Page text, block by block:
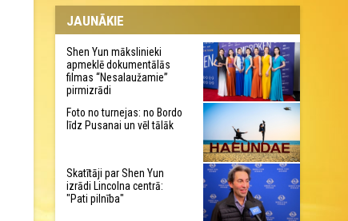
JAUNĀKIE
Shen Yun mākslinieki
apmeklē dokumentālās
filmas “Nesalaužamie”
pirmizrādi
Foto no turnejas: no Bordo
līdz Pusanai un vēl tālāk
Skatītāji par Shen Yun
izrādi Lincolna centrā:
"Pati pilnība"